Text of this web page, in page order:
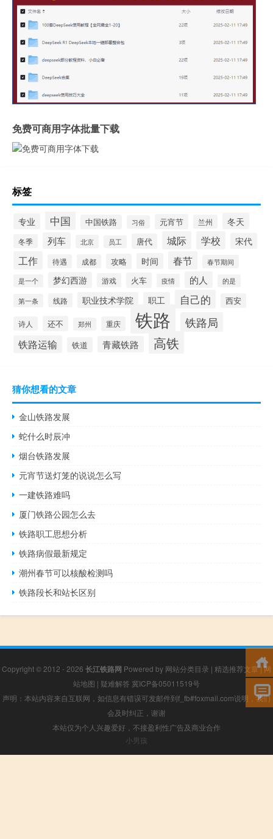
免费可商用字体批量下载
标签
专业 中国 中国铁路 习俗 元宵节 兰州 冬天
冬季 列车 北京 员工 唐代 城际 学校 宋代
工作 待遇 成都 攻略 时间 春节 春节期间
是一个 梦幻西游 游戏 火车 疫情 的人 的是
第一条 线路 职业技术学院 职工 自己的 西安
诗人 还不 郑州 重庆 铁路 铁路局
铁路运输 铁道 青藏铁路 高铁
猜你想看的文章
金山铁路发展
蛇什么时辰冲
烟台铁路发展
元宵节送灯笼的说说怎么写
一建铁路难吗
厦门铁路公园怎么去
铁路职工思想分析
铁路病假最新规定
潮州春节可以核酸检测吗
铁路段长和站长区别
Copyright © 2012 - 2026 长江铁路网 Powered by 网站分类目录 | 精选推荐文章|网
站地图 | 疑难解答 冀ICP备05011519号
声明：本站内容来自互联网，如信息有错误可发邮件到f_fb#foxmail.com说明，我们
会及时纠正，谢谢
本站仅为个人兴趣爱好，不接盈利性广告及商业合作
小男孩